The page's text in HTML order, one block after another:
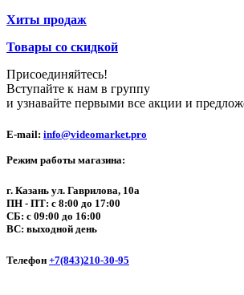
Хиты продаж
Товары со скидкой
Присоединяйтесь!
Вступайте к нам в группу
и узнавайте первыми все акции и
E-mail: info@videomarket.pro
Режим работы магазина:
г. Казань ул. Гаврилова, 10а
ПН - ПТ: с 8:00 до 17:00
СБ: с 09:00 до 16:00
ВС: выходной день
Телефон +7(843)210-30-95